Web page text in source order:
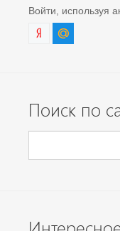
Войти, используя
Поиск по